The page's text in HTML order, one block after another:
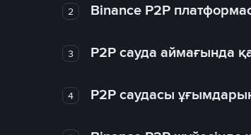
2 Binance P2P
3 P2P сауда аймағында
4 P2P саудасы